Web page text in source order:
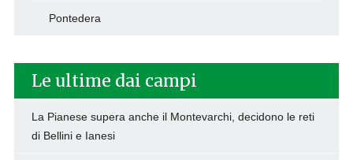
Pontedera
Le ultime dai campi
La Pianese supera anche il Montevarchi, decidono le reti
di Bellini e Ianesi